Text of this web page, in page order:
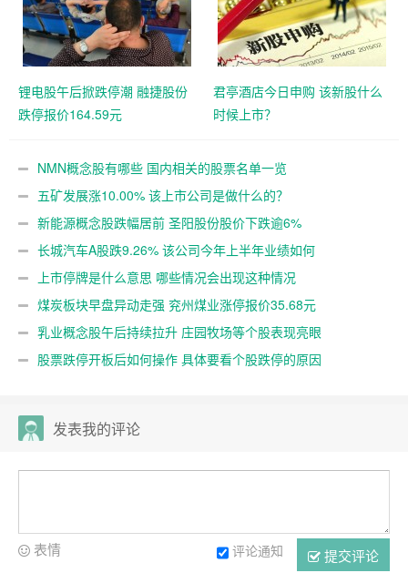
锂电股午后掀跌停潮 融捷股份
跌停报价164.59元
君亭酒店今日申购 该新股什么
时候上市？
NMN概念股有哪些 国内相关的股票名单一览
五矿发展涨10.00% 该上市公司是做什么的？
新能源概念股跌幅居前 圣阳股份股价下跌逾6%
长城汽车A股跌9.26% 该公司今年上半年业绩如何
上市停牌是什么意思 哪些情况会出现这种情况
煤炭板块早盘异动走强 兖州煤业涨停报价35.68元
乳业概念股午后持续拉升 庄园牧场等个股表现亮眼
股票跌停开板后如何操作 具体要看个股跌停的原因
发表我的评论
提交评论
评论通知
表情